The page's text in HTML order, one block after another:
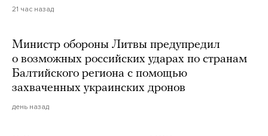
21 час назад
Министр обороны Литвы предупредил
о возможных российских ударах по странам
Балтийского региона с помощью
захваченных украинских дронов
день назад